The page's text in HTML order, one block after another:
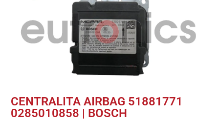
CENTRALITA AIRBAG 51881771
0285010858 | BOSCH